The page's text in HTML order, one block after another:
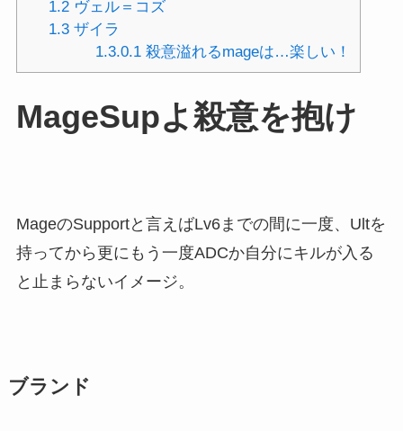
1.2 ヴェル＝コズ
1.3 ザイラ
1.3.0.1殺意溢れるmageは…楽しい！
MageSupよ殺意を抱け
MageのSupportと言えばLv6までの間に一度、Ultを
持ってから更にもう一度ADCか自分にキルが入る
と止まらないイメージ。
ブランド